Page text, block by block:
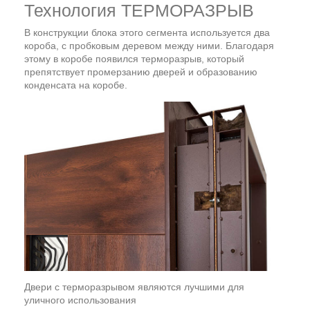
Технология ТЕРМОРАЗРЫВ
В конструкции блока этого сегмента используется два
короба, с пробковым деревом между ними. Благодаря
этому в коробе появился терморазрыв, который
препятствует промерзанию дверей и образованию
конденсата на коробе.
Двери с терморазрывом являются лучшими для
уличного использования